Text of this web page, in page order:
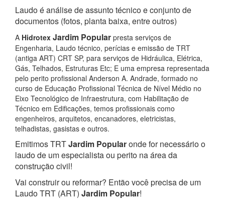
Laudo é análise de assunto técnico e conjunto de
documentos (fotos, planta baixa, entre outros)
A Hidrotex Jardim Popular presta serviços de
Engenharia, Laudo técnico, perícias e emissão de TRT
(antiga ART) CRT SP, para serviços de Hidráulica, Elétrica,
Gás, Telhados, Estruturas Etc; E uma empresa representada
pelo perito profissional Anderson A. Andrade, formado no
curso de Educação Profissional Técnica de Nível Médio no
Eixo Tecnológico de Infraestrutura, com Habilitação de
Técnico em Edificações, temos profissionais como
engenheiros, arquitetos, encanadores, eletricistas,
telhadistas, gasistas e outros.
Emitimos TRTJardim Popularonde for necessário o
laudo de um especialista ou perito na área da
construção civil!
Vai construir ou reformar? Então você precisa de um
Laudo TRT (ART) Jardim Popular!